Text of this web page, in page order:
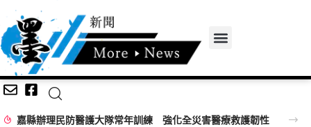
隊常年訓練 強化全災害醫療救護韌性